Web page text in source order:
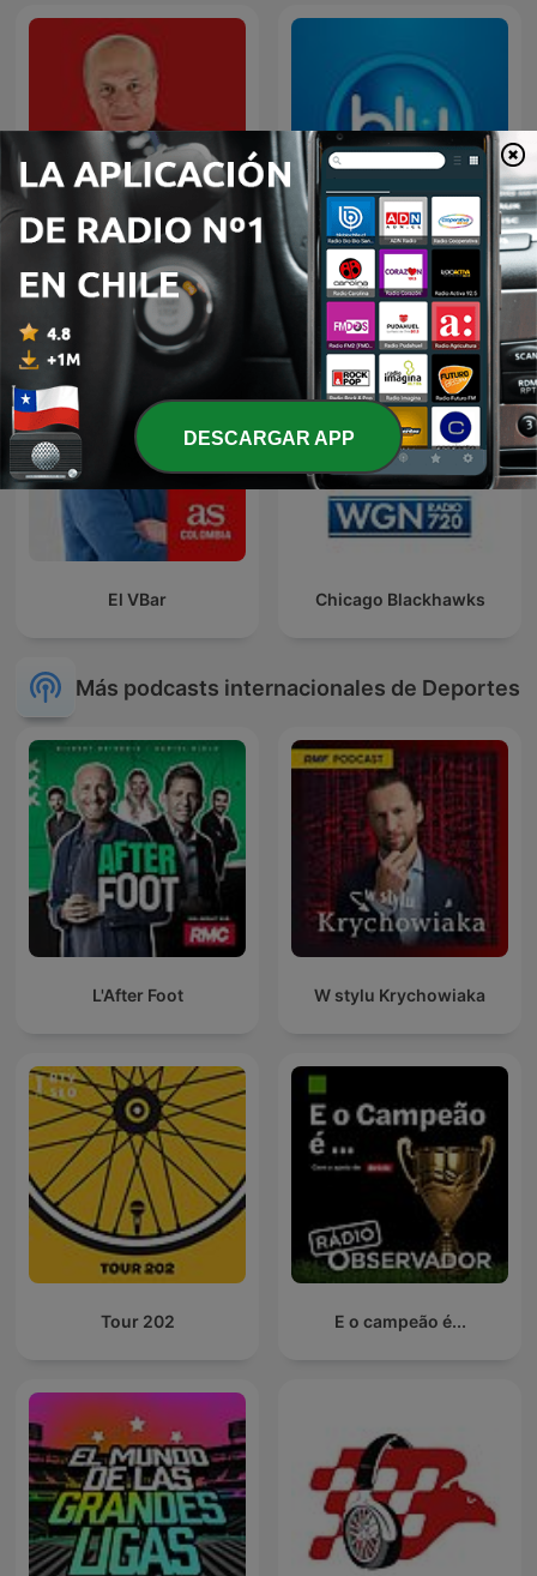
Palabras Mayores Blog Deportivo
El VBar Chicago Blackhawks
Más podcasts internacionales de Deportes
L'After Foot W stylu Krychowiaka
Tour 202 E o campeão é...
DESCARGAR APP